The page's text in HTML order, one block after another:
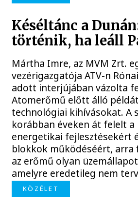
Késéltánc a
történik, ha leáll
Mártha Imre, az MVM Zrt.
vezérigazgatója ATV-n
adott interjújában vázolta
Atomerőmű előtt álló
technológiai kihívásokat. A
korábban éveken át felelt a
energetikai fejlesztésekért
blokkok működéséért, arra
az erőmű olyan
amelyre eredetileg nem
KÖZÉLET